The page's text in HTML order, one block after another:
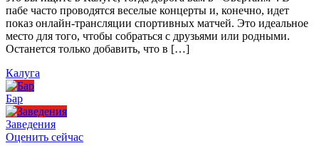
пабе часто проводятся веселые концерты и, конечно, идет
показ онлайн-трансляции спортивных матчей. Это идеальное
место для того, чтобы собраться с друзьями или родными.
Останется только добавить, что в […]
Калуга
Бар
Заведения
Оценить сейчас